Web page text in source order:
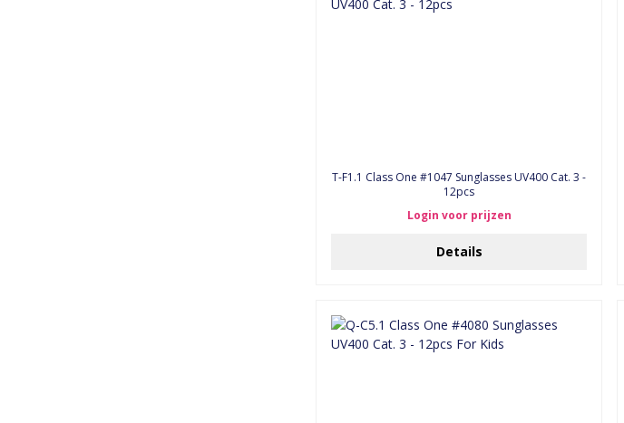
T-F1.1 Class One #1047 Sunglasses UV400 Cat. 3 -
12pcs
Login voor prijzen
Details